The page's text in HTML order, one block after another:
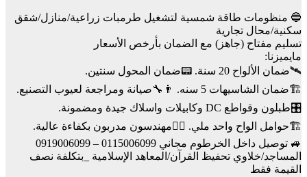
🔵 منظومات طاقة شمسية لتشغيل طرمبات زراعية/منازل/شقق
سكنية/محال تجارية
تسليم مفتاح (جاهز) مع الضمان بأرخص الأسعار
مايميزنا:
🛰️ضمان الألواح 20 سنة. 📟ضمان المحول سنتين.
🏗️ضمان الشاسيهات 5 سنه. 👨‍🔧صيانة ومراجعة لعيوب التصنيع.
🎛️طبلون وقواطع DC وكابيلات واسلاك جيدة ومضمونة.
🏗️حوامل الواح واحد ملي. 👷‍♂️مهندسون مدربون بكفاءة عالية.
🚙 توصيل داخل الخرطوم مجاني 0115006099 – 0919006099
المساجد/خلاوي تحفيظ القرآن/المعاهد الإسلامية _بتكلفة نصف
القيمة فقط